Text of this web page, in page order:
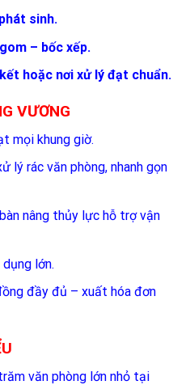
sinh.
– bốc xếp.
hoặc nơi xử lý đạt chuẩn.
VƯƠNG
mọi khung giờ.
lý rác văn phòng, nhanh gọn
nâng thủy lực hỗ trợ vận
lớn.
đầy đủ – xuất hóa đơn
văn phòng lớn nhỏ tại